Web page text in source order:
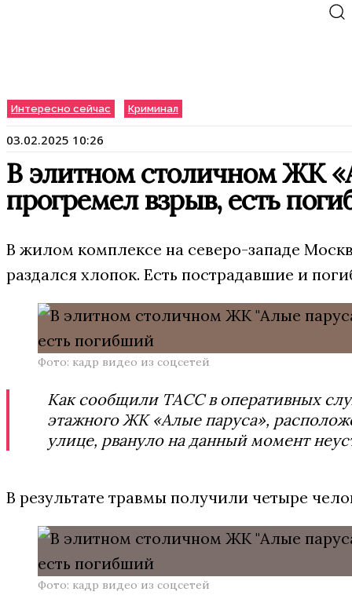
Интересно сейчас Криминал
03.02.2025 10:26
В элитном столичном ЖК
прогремел взрыв, есть
В жилом комплексе на северо-западе
раздался хлопок. Есть пострадавшие и
Фото: кадр видео из соцсетей
Как сообщили ТАСС в оперативных
этажного ЖК «Алые паруса»,
улице, рвануло на данный момент
В результате травмы получили четыре
Фото: кадр видео из соцсетей